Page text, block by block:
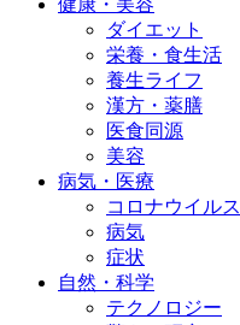
健康・美容
ダイエット
栄養・食生活
養生ライフ
漢方・薬膳
医食同源
美容
病気・医療
コロナウイルス
病気
症状
自然・科学
テクノロジー